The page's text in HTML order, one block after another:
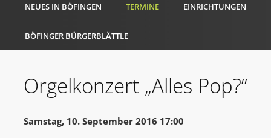
NEUES IN BÖFINGEN TERMINE EINRICHTUNGEN
BÖFINGER BÜRGERBLÄTTLE
Orgelkonzert „Alles Pop?“
Samstag, 10. September 2016 17:00